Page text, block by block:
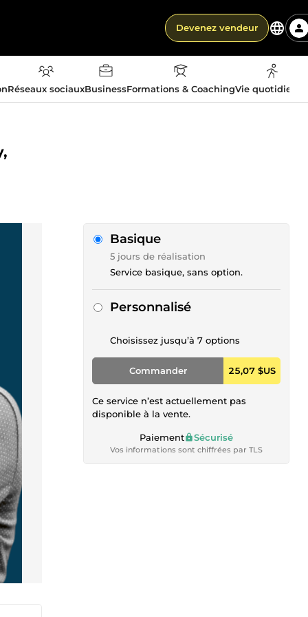
Devenez vendeur
Réseaux sociauxBusinessFormations & CoachingVie
Basique
5 jours de réalisation
Service basique, sans option.
Personnalisé
Choisissez jusqu’à 7 options
Commander 25,07 $US
Ce service n’est actuellement pas
disponible à la vente.
Paiement Sécurisé
Vos informations sont chiffrées par TLS